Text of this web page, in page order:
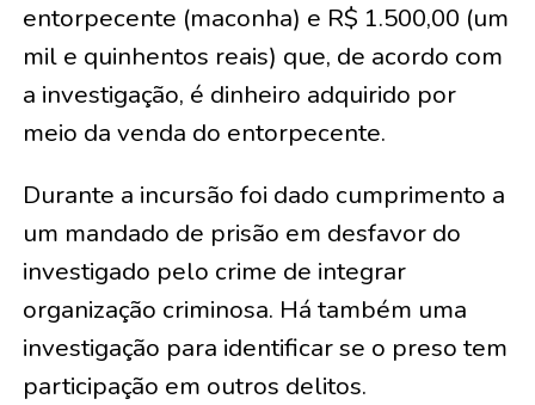
entorpecente (maconha) e R$ 1.500,00 (um
mil e quinhentos reais) que, de acordo com
a investigação, é dinheiro adquirido por
meio da venda do entorpecente.
Durante a incursão foi dado cumprimento a
um mandado de prisão em desfavor do
investigado pelo crime de integrar
organização criminosa. Há também uma
investigação para identificar se o preso tem
participação em outros delitos.